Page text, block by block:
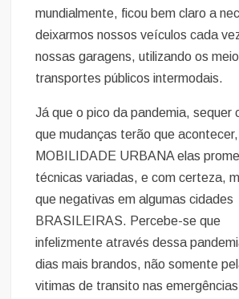
mundialmente, ficou bem claro a
deixarmos nossos veículos cada
nossas garagens, utilizando os
transportes públicos intermodais.
Já que o pico da pandemia, sequer
que mudanças terão que
MOBILIDADE URBANA elas
técnicas variadas, e com certeza,
que negativas em algumas cidades
BRASILEIRAS. Percebe-se que
infelizmente através dessa
dias mais brandos, não somente
vitimas de transito nas